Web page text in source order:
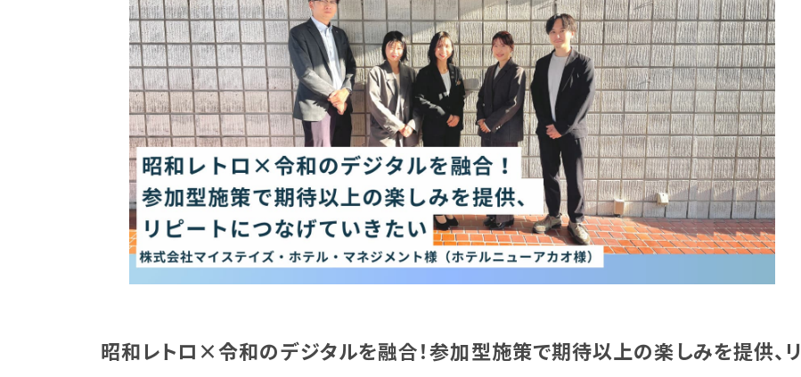
データベース構築 電子ブック・動画共有 オンライン展示会・ショールーム
昭和レトロ×令和のデジタルを融合！参加型施策で期待以上の楽しみを提供、リ